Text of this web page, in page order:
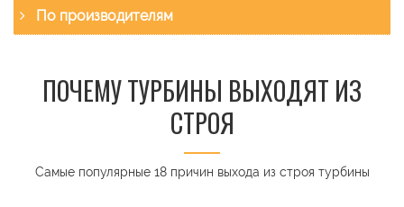
По производителям
ПОЧЕМУ ТУРБИНЫ ВЫХОДЯТ ИЗ
СТРОЯ
Самые популярные 18 причин выхода из строя турбины